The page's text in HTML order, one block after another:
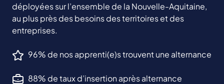
déployées sur l’ensemble de la Nouvelle-Aquitaine,
au plus près des besoins des territoires et des
entreprises.
96% de nos apprenti(e)s trouvent une alternance
88% de taux d’insertion après alternance